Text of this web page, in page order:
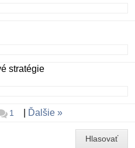
stratégie
1 Ďalšie
Hlasovať